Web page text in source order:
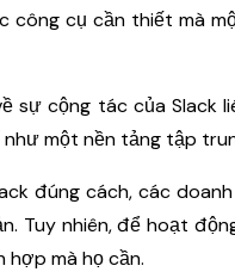
công cụ cần thiết mà
sự cộng tác của Slack
một nền tảng tập
đúng cách, các
Tuy nhiên, để hoạt
hợp mà họ cần.